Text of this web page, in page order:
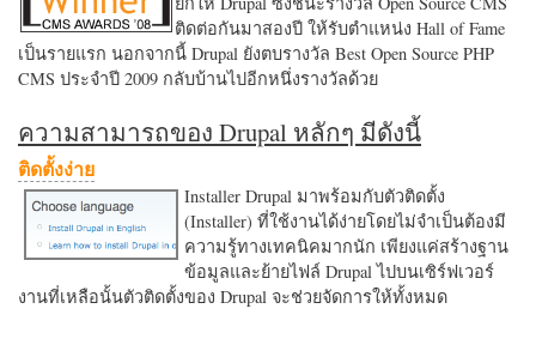
ติดต่อกันมาสองปี ให้รับตำแหน่ง Hall of Fame
เป็นรายแรก นอกจากนี้ Drupal ยังตบรางวัล Best Open Source PHP
CMS ประจำปี 2009 กลับบ้านไปอีกหนึ่งรางวัลด้วย
ความสามารถของ Drupal หลักๆ มีดังนี้
ติดตั้งง่าย
Installer Drupal มาพร้อมกับตัวติดตั้ง
(Installer) ที่ใช้งานได้ง่ายโดยไม่จำเป็นต้องมี
ความรู้ทางเทคนิคมากนัก เพียงแค่สร้างฐาน
ข้อมูลและย้ายไฟล์ Drupal ไปบนเซิร์ฟเวอร์
งานที่เหลือนั้นตัวติดตั้งของ Drupal จะช่วยจัดการให้ทั้งหมด